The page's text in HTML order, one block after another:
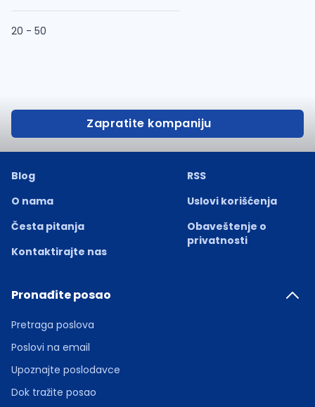
20 - 50
Zapratite kompaniju
Blog
O nama
Česta pitanja
Kontaktirajte nas
RSS
Uslovi korišćenja
Obaveštenje o
privatnosti
Pronađite posao
Pretraga poslova
Poslovi na email
Upoznajte poslodavce
Dok tražite posao